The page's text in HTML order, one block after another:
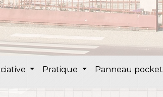
Pratique Panneau pocket